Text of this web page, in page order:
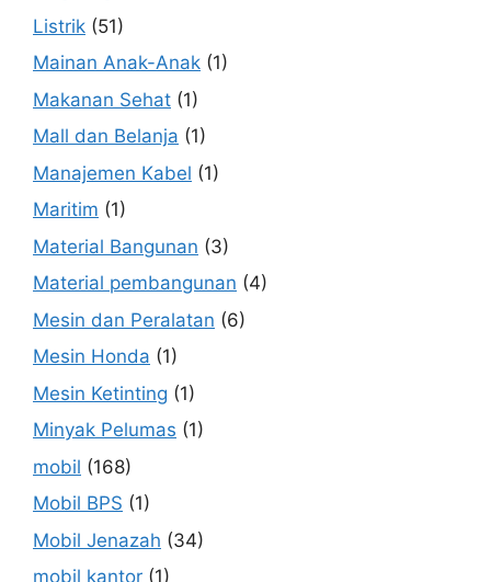
Listrik (51)
Mainan Anak-Anak (1)
Makanan Sehat (1)
Mall dan Belanja (1)
Manajemen Kabel (1)
Maritim (1)
Material Bangunan (3)
Material pembangunan (4)
Mesin dan Peralatan (6)
Mesin Honda (1)
Mesin Ketinting (1)
Minyak Pelumas (1)
mobil (168)
Mobil BPS (1)
Mobil Jenazah (34)
mobil kantor (1)